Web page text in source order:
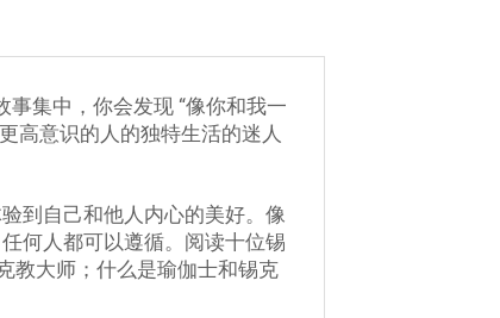
集中，你会发现 “像你和我一
高意识的人的独特生活的迷人
到自己和他人内心的美好。像
何人都可以遵循。阅读十位锡
教大师；什么是瑜伽士和锡克